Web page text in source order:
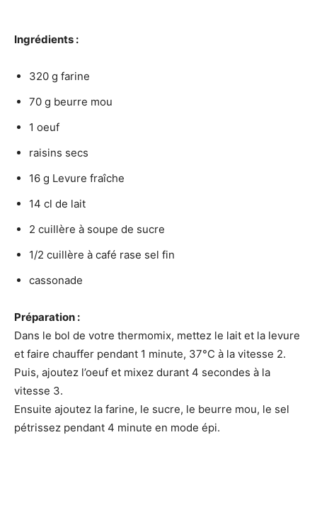
Ingrédients :
320 g farine
70 g beurre mou
1 oeuf
raisins secs
16 g Levure fraîche
14 cl de lait
2 cuillère à soupe de sucre
1/2 cuillère à café rase sel fin
cassonade
Préparation :
Dans le bol de votre thermomix, mettez le lait et la levure
et faire chauffer pendant 1 minute, 37°C à la vitesse 2.
Puis, ajoutez l’oeuf et mixez durant 4 secondes à la
vitesse 3.
Ensuite ajoutez la farine, le sucre, le beurre mou, le sel
pétrissez pendant 4 minute en mode épi.